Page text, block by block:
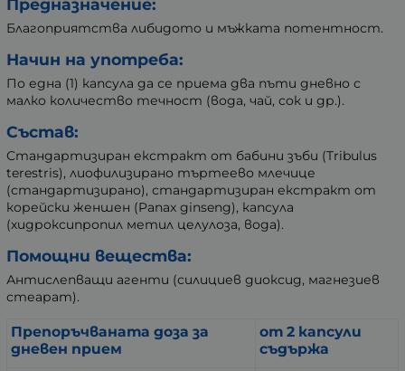
Предназначение:
Благоприятства либидото и мъжката потентност.
Начин на употреба:
По една (1) капсула да се приема два пъти дневно с
малко количество течност (вода, чай, сок и др.).
Състав:
Стандартизиран екстракт от бабини зъби (Tribulus
terestris), лиофилизирано търтеево млечице
(стандартизирано), стандартизиран екстракт от
корейски женшен (Panax ginseng), капсула
(хидроксипропил метил целулоза, вода).
Помощни вещества:
Антислепващи агенти (силициев диоксид, магнезиев
стеарат).
Препоръчваната доза за
дневен прием
от 2 капсули
съдържа